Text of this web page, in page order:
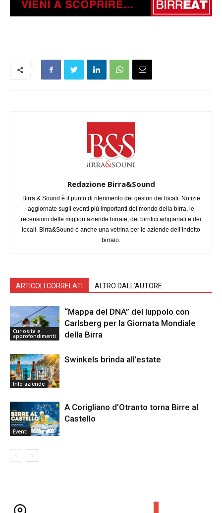
Redazione Birra&Sound
Birra & Sound è il punto di riferimento dei gestori dei locali. Notizie
aggiornate sugli eventi più importanti del mondo della birra, le
recensioni delle migliori aziende birraie, dei birrifici artigianali e dei
locali. Birra&Sound è anche una vetrina per le aziende dell’indotto
birraio.
ARTICOLI CORRELATI ALTRO DALL'AUTORE
Curiosità e
approfondimenti
“Mappa del DNA” del luppolo con
Carlsberg per la Giornata Mondiale
della Birra
Info aziende
Swinkels brinda all’estate
Eventi
A Corigliano d’Otranto torna Birre al
Castello